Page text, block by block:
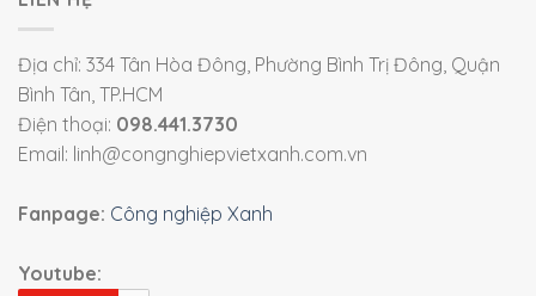
Địa chỉ: 334 Tân Hòa Đông, Phường Bình Trị Đông, Quận
Bình Tân, TP.HCM
Điện thoại: 098.441.3730
Email: linh@congnghiepvietxanh.com.vn
Fanpage: Công nghiệp Xanh
Youtube: